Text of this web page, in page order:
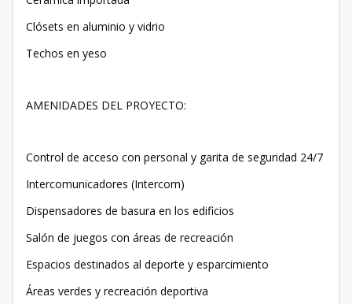
Clósets en aluminio y vidrio
Techos en yeso
AMENIDADES DEL PROYECTO:
Control de acceso con personal y garita de seguridad 24/7
Intercomunicadores (Intercom)
Dispensadores de basura en los edificios
Salón de juegos con áreas de recreación
Espacios destinados al deporte y esparcimiento
Áreas verdes y recreación deportiva